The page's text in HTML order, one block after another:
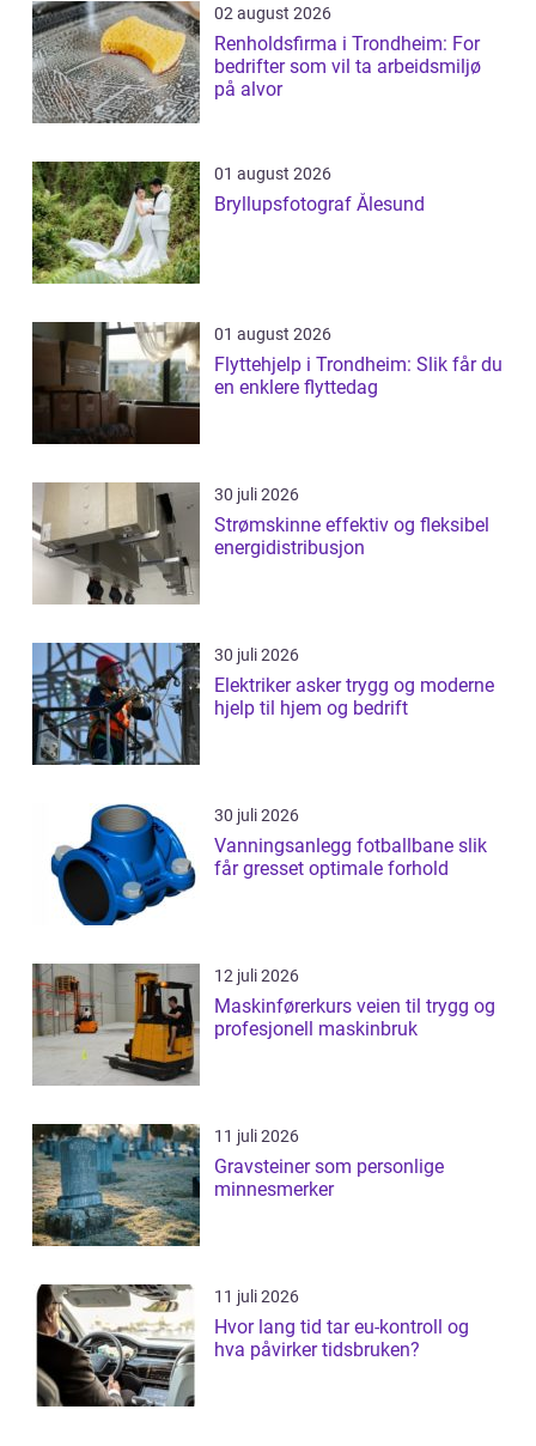
02 august 2026
Renholdsfirma i Trondheim: For
bedrifter som vil ta arbeidsmiljø
på alvor
01 august 2026
Bryllupsfotograf Ålesund
01 august 2026
Flyttehjelp i Trondheim: Slik får du
en enklere flyttedag
30 juli 2026
Strømskinne effektiv og fleksibel
energidistribusjon
30 juli 2026
Elektriker asker trygg og moderne
hjelp til hjem og bedrift
30 juli 2026
Vanningsanlegg fotballbane slik
får gresset optimale forhold
12 juli 2026
Maskinførerkurs veien til trygg og
profesjonell maskinbruk
11 juli 2026
Gravsteiner som personlige
minnesmerker
11 juli 2026
Hvor lang tid tar eu-kontroll og
hva påvirker tidsbruken?